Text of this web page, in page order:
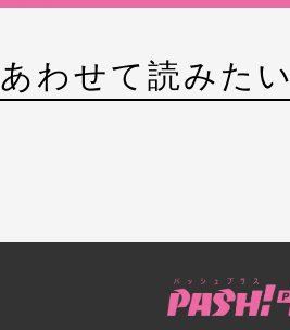
あわせて読みたい